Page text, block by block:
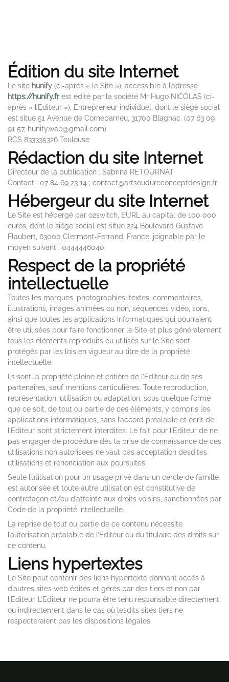
Édition du site Internet
Le site hunify (ci-après « le Site »), accessible à l’adresse
https://hunify.frest édité par la société Mr Hugo NICOLAS (ci-
après « l’Editeur »), Entrepreneur individuel, dont le siège social
est situé 51 Avenue de Cornebarrieu, 31700 Blagnac. (07 63 09
91 57, hunify.web@gmail.com)
RCS 833335326 Toulouse
Rédaction du site Internet
Directeur de la publication : Sabrina RETOURNAT
Contact : 07 84 69 23 14 ; contact@artsoudureconceptdesign.fr
Hébergeur du site Internet
Le Site est hébergé par o2switch, EURL au capital de 100 000
euros, dont le siège social est situé 224 Boulevard Gustave
Flaubert, 63000 Clermont-Ferrand, France, joignable par le
moyen suivant : 0444446040.
Respect de la propriété
intellectuelle
Toutes les marques, photographies, textes, commentaires,
illustrations, images animées ou non, séquences vidéo, sons,
ainsi que toutes les applications informatiques qui pourraient
être utilisées pour faire fonctionner le Site et plus généralement
tous les éléments reproduits ou utilisés sur le Site sont
protégés par les lois en vigueur au titre de la propriété
intellectuelle.
Ils sont la propriété pleine et entière de l’Editeur ou de ses
partenaires, sauf mentions particulières. Toute reproduction,
représentation, utilisation ou adaptation, sous quelque forme
que ce soit, de tout ou partie de ces éléments, y compris les
applications informatiques, sans l’accord préalable et écrit de
l’Editeur, sont strictement interdites. Le fait pour l’Editeur de ne
pas engager de procédure dès la prise de connaissance de ces
utilisations non autorisées ne vaut pas acceptation desdites
utilisations et renonciation aux poursuites.
Seule l’utilisation pour un usage privé dans un cercle de famille
est autorisée et toute autre utilisation est constitutive de
contrefaçon et/ou d’atteinte aux droits voisins, sanctionnées par
Code de la propriété intellectuelle.
La reprise de tout ou partie de ce contenu nécessite
l’autorisation préalable de l’Editeur ou du titulaire des droits sur
ce contenu.
Liens hypertextes
Le Site peut contenir des liens hypertexte donnant accès à
d’autres sites web édités et gérés par des tiers et non par
l’Editeur. L’Editeur ne pourra être tenu responsable directement
ou indirectement dans le cas où lesdits sites tiers ne
respecteraient pas les dispositions légales.